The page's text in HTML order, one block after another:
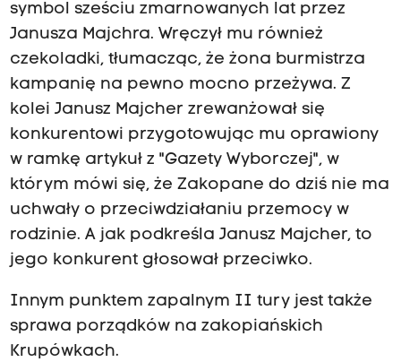
symbol sześciu zmarnowanych lat przez
Janusza Majchra. Wręczył mu również
czekoladki, tłumacząc, że żona burmistrza
kampanię na pewno mocno przeżywa. Z
kolei Janusz Majcher zrewanżował się
konkurentowi przygotowując mu oprawiony
w ramkę artykuł z "Gazety Wyborczej", w
którym mówi się, że Zakopane do dziś nie ma
uchwały o przeciwdziałaniu przemocy w
rodzinie. A jak podkreśla Janusz Majcher, to
jego konkurent głosował przeciwko.
Innym punktem zapalnym II tury jest także
sprawa porządków na zakopiańskich
Krupówkach.